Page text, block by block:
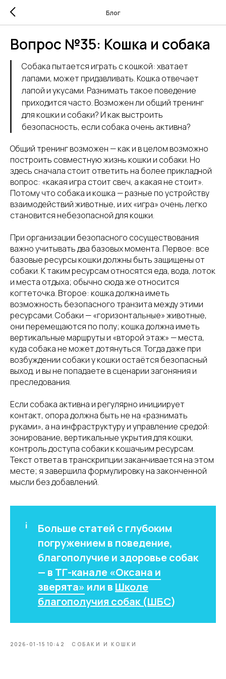
Блог
Вопрос №35: Кошка и собака
Собака пытается играть с кошкой: хватает
лапами, может придавливать. Кошка отвечает
лапой и укусами. Разнимать такое поведение
приходится часто. Возможен ли общий тренинг
для кошки и собаки? И как выстроить
безопасность, если собака очень активна?
Общий тренинг возможен — как и в целом возможно
построить совместную жизнь кошки и собаки. Но
здесь сначала стоит ответить на более прикладной
вопрос: «какая игра стоит свеч, а какая не стоит».
Потому что собака и кошка — разные по устройству
взаимодействий животные, и их «игра» очень легко
становится небезопасной для кошки.
При организации безопасного сосуществования
важно учитывать два базовых момента. Первое: все
базовые ресурсы кошки должны быть защищены от
собаки. К таким ресурсам относятся еда, вода, лоток
и места отдыха; обычно сюда же относится
когтеточка. Второе: кошка должна иметь
возможность безопасного транзита между этими
ресурсами. Собаки — «горизонтальные» животные,
они перемещаются по полу; кошка должна иметь
вертикальные маршруты и «второй этаж» — места,
куда собака не может дотянуться. Тогда даже при
возбуждении собаки у кошки остаётся безопасный
выход, и вы не попадаете в сценарии загоняния и
преследования.
Если собака активна и регулярно инициирует
контакт, опора должна быть не на «разнимать
руками», а на инфраструктуру и управление средой:
зонирование, вертикальные укрытия для кошки,
контроль доступа собаки к кошачьим ресурсам.
Текст ответа в транскрипции заканчивается на этом
месте; я завершила формулировку на законченной
мысли без добавлений.
Больше статей с глубоким
погружением в поведение,
благополучие и здоровье собак
— в ТГ-канале «Оксана и
зверята» или в Школе
благополучия собак (ШБС)
2026-01-15 10:42 СОБАКИ И КОШКИ